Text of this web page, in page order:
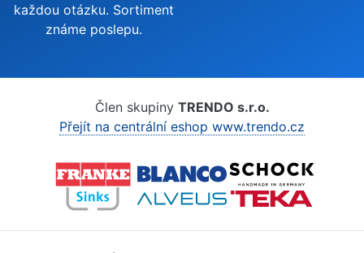
každou otázku. Sortiment
známe poslepu.
Člen skupiny TRENDO s.r.o.
Přejít na centrální eshop www.trendo.cz